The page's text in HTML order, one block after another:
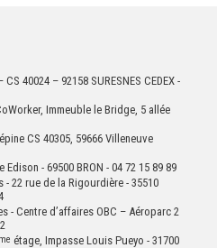
40024 – 92158 SURESNES CEDEX -
Immeuble le Bridge, 5 allée
CS 40305, 59666 Villeneuve
- 69500 BRON - 04 72 15 89 89
- 22 rue de la Rigourdière - 35510
- Centre d’affaires OBC – Aéroparc 2
étage, Impasse Louis Pueyo - 31700